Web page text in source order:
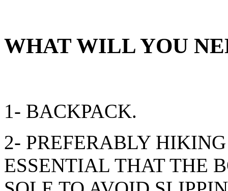
WHAT WILL YOU
1- BACKPACK.
2- PREFERABLY
ESSENTIAL THAT THE